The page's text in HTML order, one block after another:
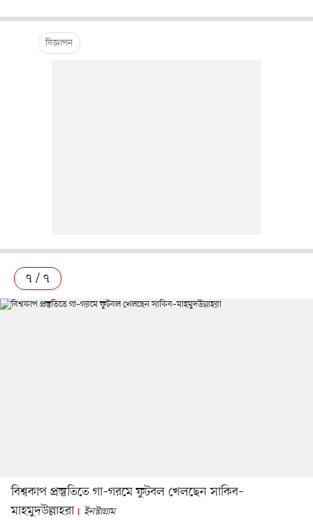
৭ / ৭
বিশ্বকাপ প্রস্তুতিতে গা–গরমে ফুটবল খেলছেন সাকিব–
মাহমুদউল্লাহরা
ইনস্টাগ্রাম